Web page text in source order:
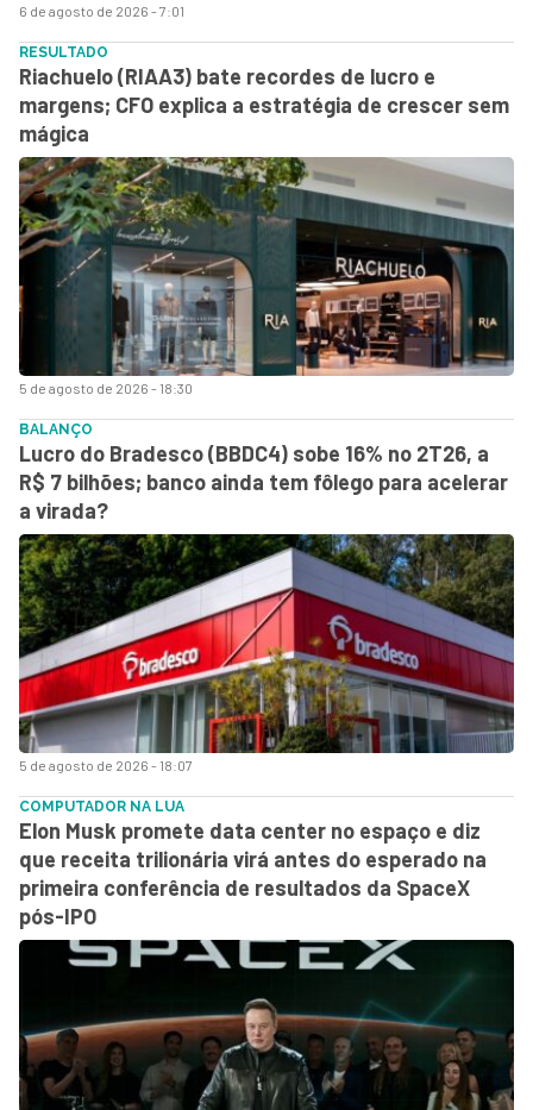
6 de agosto de 2026 - 7:01
5 de agosto de 2026 - 18:30
RESULTADO
Riachuelo (RIAA3) bate recordes de lucro e
margens; CFO explica a estratégia de crescer sem
mágica
5 de agosto de 2026 - 18:07
BALANÇO
Lucro do Bradesco (BBDC4) sobe 16% no 2T26, a
R$ 7 bilhões; banco ainda tem fôlego para acelerar
a virada?
COMPUTADOR NA LUA
Elon Musk promete data center no espaço e diz
que receita trilionária virá antes do esperado na
primeira conferência de resultados da SpaceX
pós-IPO